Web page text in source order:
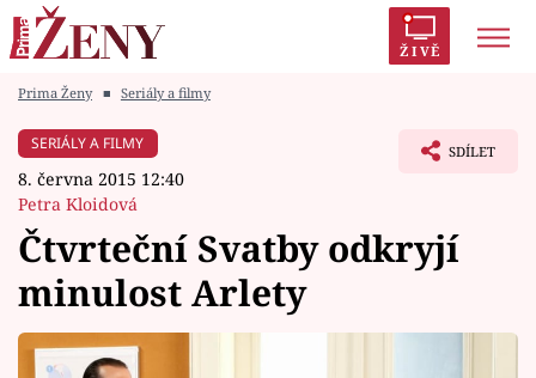
ŽIVĚ
Módní alarm
Témata
Celebrity
Prima Ženy ■ Seriály a filmy
SERIÁLY A FILMY
8. června 2015 12:40
Petra Kloidová
SDÍLET
Čtvrteční Svatby odkryjí
minulost Arlety